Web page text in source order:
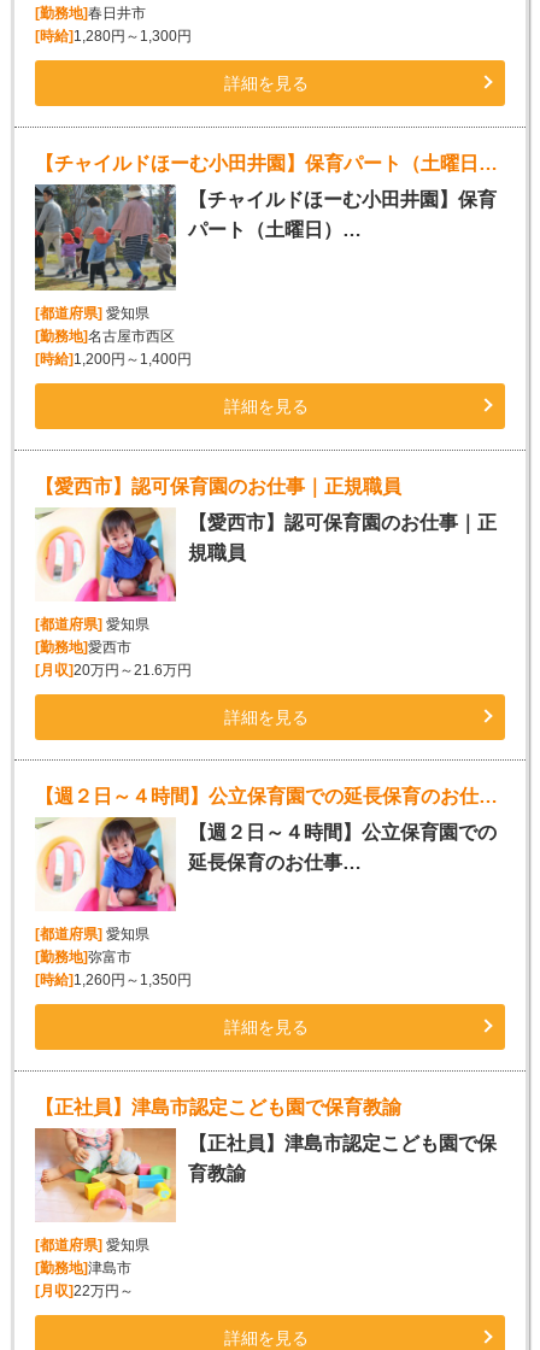
[勤務地]春日井市
[時給] 1,280円～1,300円
詳細を見る
【チャイルドほーむ小田井園】保育パート（土曜日） 小規模保育園
【チャイルドほーむ小田井園】保育
パート（土曜日）…
[都道府県]愛知県
[勤務地]名古屋市西区
[時給]1,200円～1,400円
詳細を見る
【愛西市】認可保育園のお仕事｜正規職員
【愛西市】認可保育園のお仕事｜正
規職員
[都道府県]愛知県
[勤務地]愛西市
[月収]20万円～21.6万円
詳細を見る
【週２日～４時間】公立保育園での延長保育のお仕事｜無資格者ＯＫ
【週２日～４時間】公立保育園での
延長保育のお仕事…
[都道府県] 愛知県
[勤務地]弥富市
[時給] 1,260円～1,350円
詳細を見る
【正社員】津島市認定こども園で保育教諭
【正社員】津島市認定こども園で保
育教諭
[都道府県] 愛知県
[勤務地]津島市
[月収]22万円～
詳細を見る